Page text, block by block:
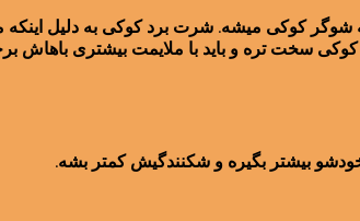
کوکی میشه. شرت برد کوکی به دلیل اینکه
سخت تره و باید با ملایمت بیشتری باهاش
بیشتر بگیره و شکنندگیش کمتر بشه.